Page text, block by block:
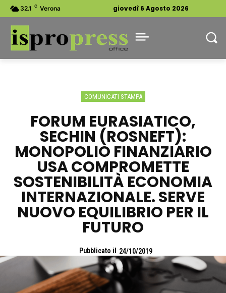
32.1 C Verona giovedì 6 Agosto 2026
COMUNICATI STAMPA
FORUM EURASIATICO,
SECHIN (ROSNEFT):
MONOPOLIO FINANZIARIO
USA COMPROMETTE
SOSTENIBILITÀ ECONOMIA
INTERNAZIONALE. SERVE
NUOVO EQUILIBRIO PER IL
FUTURO
Pubblicato il 24/10/2019